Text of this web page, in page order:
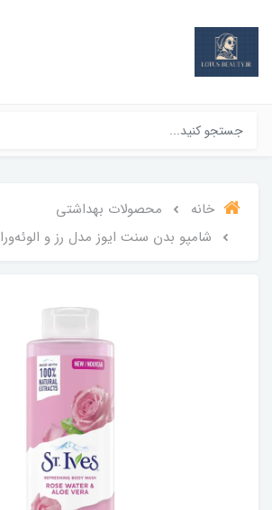
خانه
محصولات بهداشتي
شامپو بدن سنت ایوز مدل رز و‌ الوئه‌ورا ۶۵۰میل